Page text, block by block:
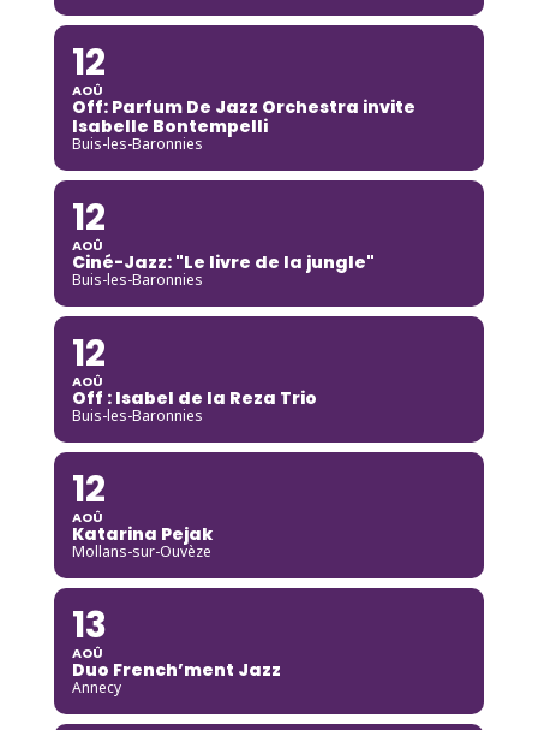
12
AOÛ
Off: Parfum De Jazz Orchestra invite
Isabelle Bontempelli
Buis-les-Baronnies
12
AOÛ
Ciné-Jazz: "Le livre de la jungle"
Buis-les-Baronnies
12
AOÛ
Off : Isabel de la Reza Trio
Buis-les-Baronnies
12
AOÛ
Katarina Pejak
Mollans-sur-Ouvèze
13
AOÛ
Duo French’ment Jazz
Annecy